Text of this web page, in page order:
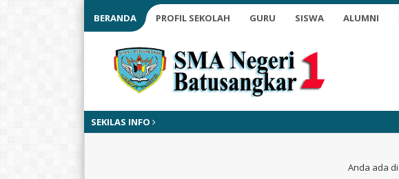
BERANDA PROFIL SEKOLAH GURU SISWA ALUMNI
SEKILAS INFO
Anda ada di